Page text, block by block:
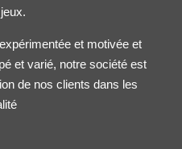
et motivée et
et varié, notre société est
de nos clients dans les